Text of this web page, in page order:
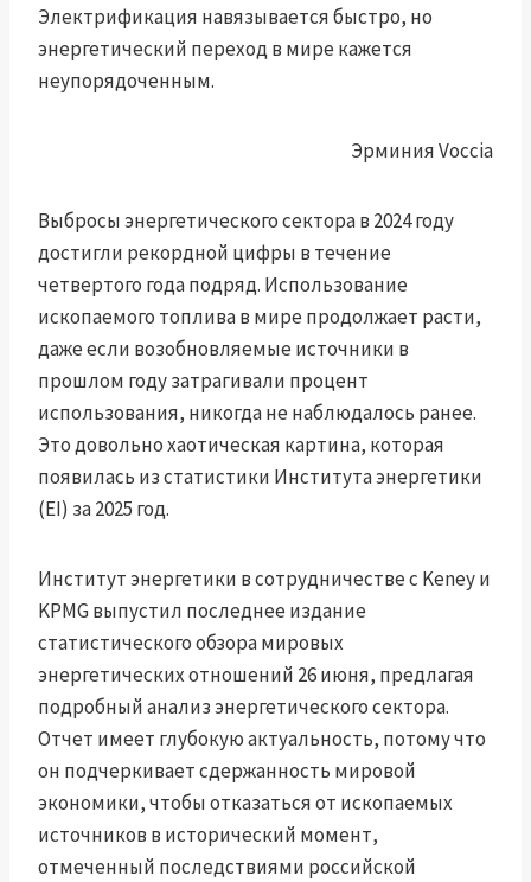
Электрификация навязывается быстро, но
энергетический переход в мире кажется
неупорядоченным.
Эрминия Voccia
Выбросы энергетического сектора в 2024 году
достигли рекордной цифры в течение
четвертого года подряд. Использование
ископаемого топлива в мире продолжает расти,
даже если возобновляемые источники в
прошлом году затрагивали процент
использования, никогда не наблюдалось ранее.
Это довольно хаотическая картина, которая
появилась из статистики Института энергетики
(EI) за 2025 год.
Институт энергетики в сотрудничестве с Keney и
KPMG выпустил последнее издание
статистического обзора мировых
энергетических отношений 26 июня, предлагая
подробный анализ энергетического сектора.
Отчет имеет глубокую актуальность, потому что
он подчеркивает сдержанность мировой
экономики, чтобы отказаться от ископаемых
источников в исторический момент,
отмеченный последствиями российской